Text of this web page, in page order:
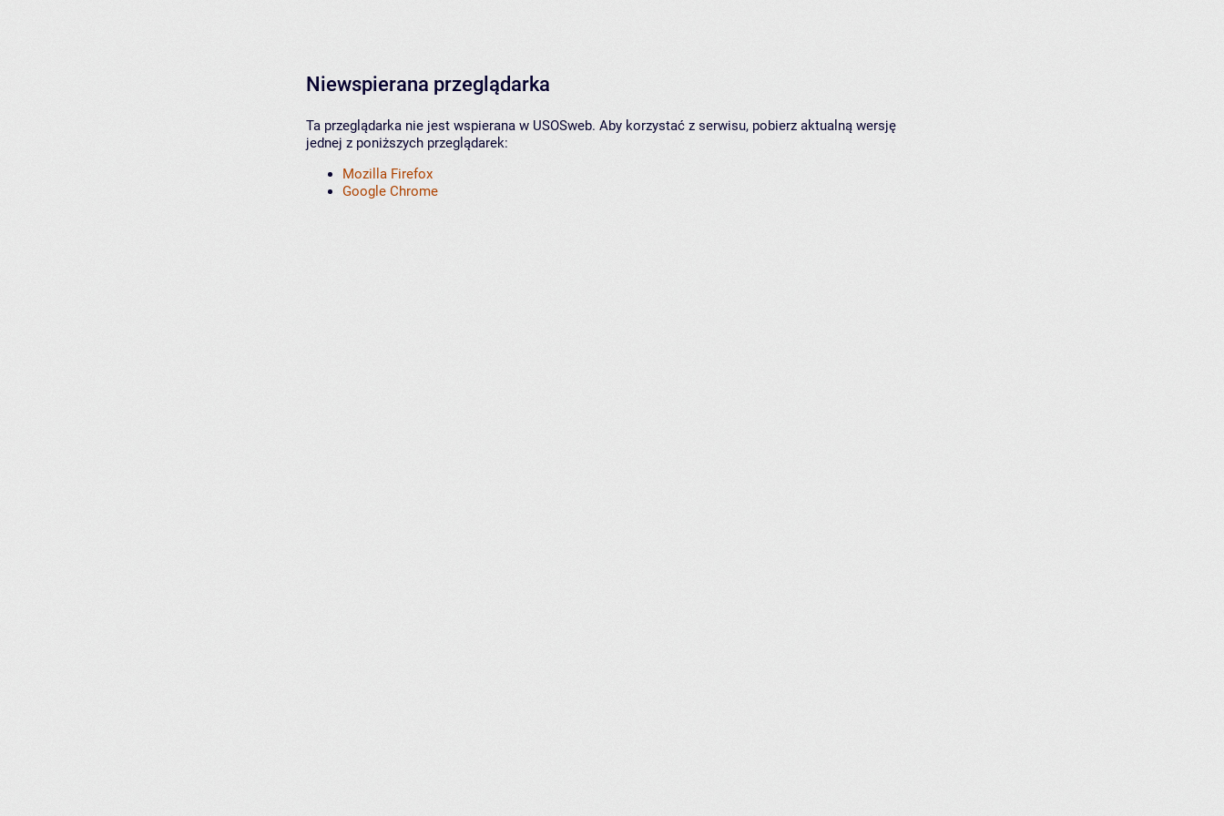
Niewspierana przeglądarka
Ta przeglądarka nie jest wspierana w USOSweb. Aby korzystać z serwisu, pobierz aktualną wersję
jednej z poniższych przeglądarek:
Mozilla Firefox
Google Chrome